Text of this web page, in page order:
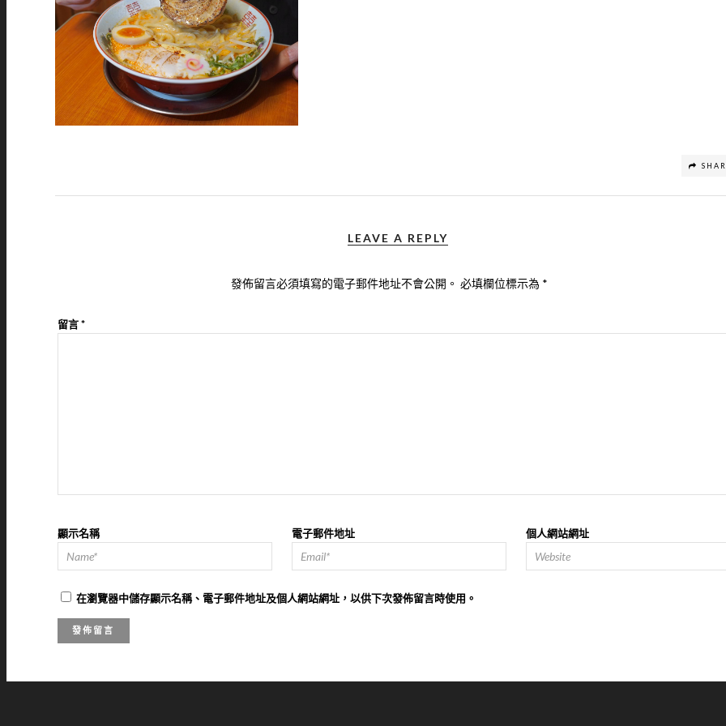
LEAVE A REPLY
發佈留言必須填寫的電子郵件地址不會公開。 必填欄位標示為 *
留言*
顯示名稱 電子郵件地址 個人網站網址
在瀏覽器中儲存顯示名稱、電子郵件地址及個人網站網址，以供下次發佈留言時使用。